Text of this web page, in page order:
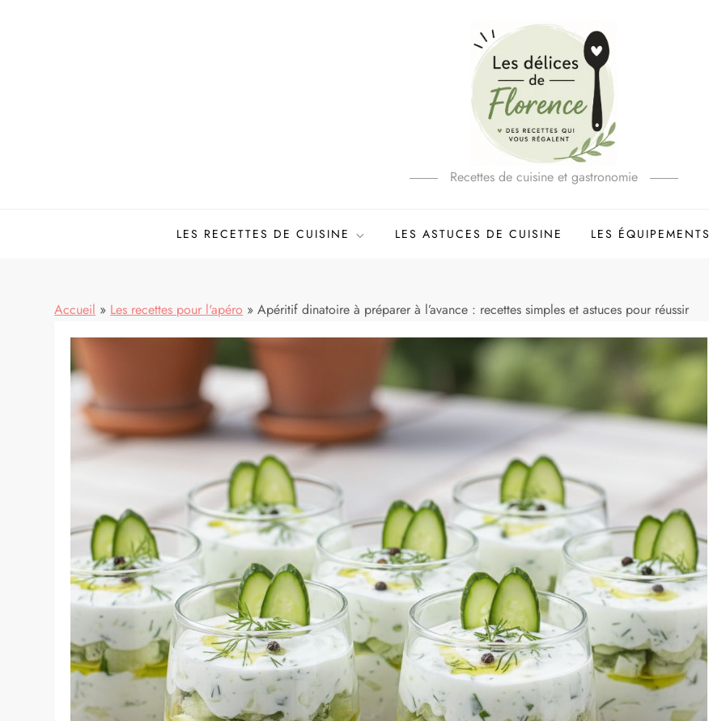
Recettes de cuisine et gastronomie
LES RECETTES DE CUISINE LES ASTUCES DE CUISINE LES ÉQUIPEMENTS
Accueil » Les recettes pour l'apéro » Apéritif dinatoire à préparer à l’avance : recettes simples et astuces pour réussir